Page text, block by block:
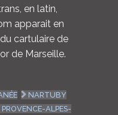
en latin,
apparait en
cartulaire de
de Marseille.
NARTUBY
PROVENCE-ALPES-